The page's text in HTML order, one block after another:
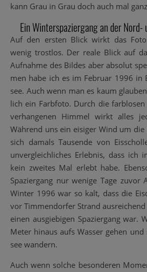
kann Grau in Grau doch auch mal
Ein Winterspaziergang an der Nord-
Auf den ers­ten Blick wirkt das
wenig trost­los. Der rea­le Blick auf
Auf­nah­me des Bil­des aber abso­lut
men habe ich es im Febru­ar 1996
see. Auch wenn man es kaum
lich ein Farb­fo­to. Durch die
ver­han­ge­nen Him­mel wirkt alles
Wäh­rend uns ein eisi­ger Wind um
sich damals Tau­sen­de von
unver­gleich­li­ches Erleb­nis, dass ich
kein zwei­tes Mal erlebt habe.
Spa­zier­gang nur weni­ge Tage zuvor
Win­ter 1996 war so kalt, dass die
vor Tim­men­dor­fer Strand
einen aus­gie­bi­gen Spa­zier­gang war.
Meter hin­aus aufs Was­ser gehen
see wandern.
Auch wenn sol­che beson­de­ren